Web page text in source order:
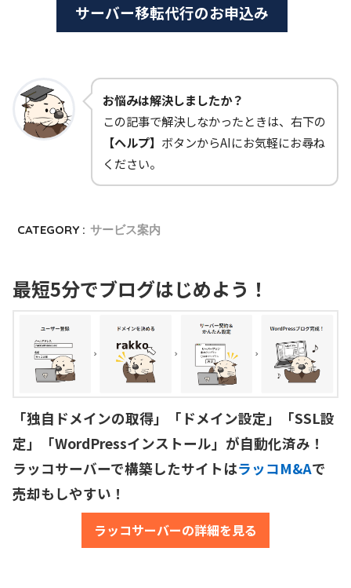
サーバー移転代行のお申込み
お悩みは解決しましたか？
この記事で解決しなかったときは、右下の
【ヘルプ】 ボタンからAIにお気軽にお尋ね
ください。
CATEGORY : サービス案内
最短5分でブログはじめよう！
「独自ドメインの取得」「ドメイン設定」「SSL設
定」「WordPressインストール」が自動化済み！
ラッコサーバーで構築したサイトはラッコM&Aで
売却もしやすい！
ラッコサーバーの詳細を見る